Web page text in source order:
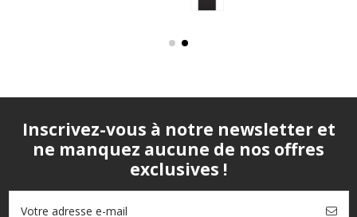
Inscrivez-vous à notre newsletter et
ne manquez aucune de nos offres
exclusives !